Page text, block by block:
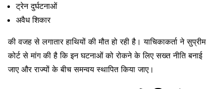
ट्रेन दुर्घटनाओं
अवैध शिकार
की वजह से लगातार हाथियों की मौत हो रही है। याचिकाकर्ता ने सुप्रीम
कोर्ट से मांग की है कि इन घटनाओं को रोकने के लिए सख्त नीति बनाई
जाए और राज्यों के बीच समन्वय स्थापित किया जाए।